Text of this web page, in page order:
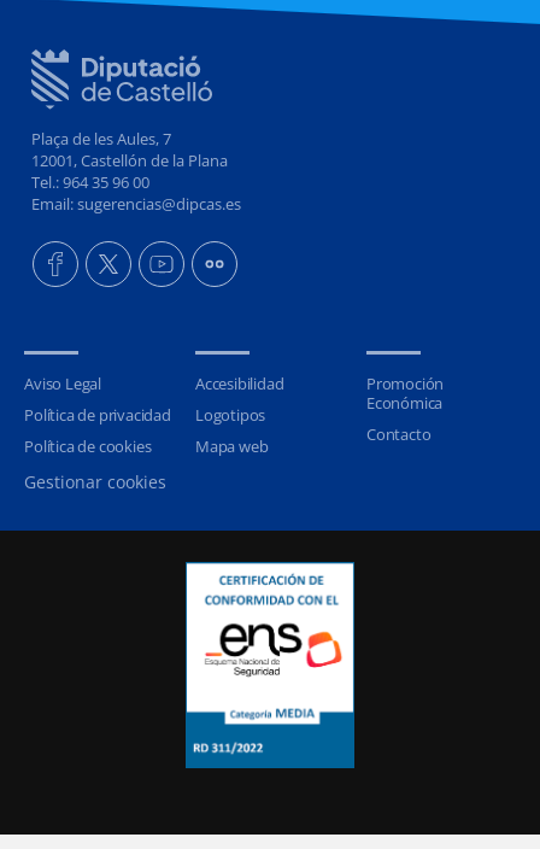
Plaça de les Aules, 7
12001, Castellón de la Plana
Tel.: 964 35 96 00
Email: sugerencias@dipcas.es
Aviso Legal
Política de privacidad
Política de cookies
Gestionar cookies
Accesibilidad
Logotipos
Mapa web
Promoción
Económica
Contacto